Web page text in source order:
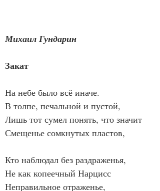
Михаил Гундарин
Закат
На небе было всё иначе.
В толпе, печальной и пустой,
Лишь тот сумел понять, что значит
Смещенье сомкнутых пластов,
Кто наблюдал без раздраженья,
Не как копеечный Нарцисс
Неправильное отраженье,